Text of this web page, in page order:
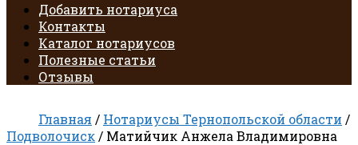
Добавить нотариуса
Контакты
Каталог нотариусов
Полезные статьи
Отзывы
Главная / Нотариусы Тернопольской области /
Подволочиск/ Матийчик Анжела Владимировна